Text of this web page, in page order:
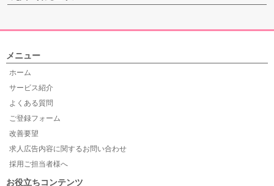
メニュー
ホーム
サービス紹介
よくある質問
ご登録フォーム
改善要望
求人広告内容に関するお問い合わせ
採用ご担当者様へ
お役立ちコンテンツ